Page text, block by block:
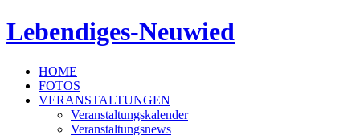
Lebendiges-Neuwied
HOME
FOTOS
VERANSTALTUNGEN
Veranstaltungskalender
Veranstaltungsnews